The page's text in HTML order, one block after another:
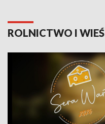
ROLNICTWO I WIEŚ